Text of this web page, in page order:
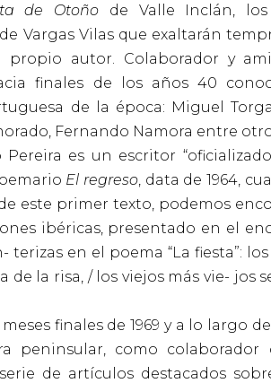
de Otoño de Valle Inclán, los
Vargas Vilas que exaltarán
propio autor. Colaborador y
finales de los años 40
de la época: Miguel
Fernando Namora entre
es un escritor
El regreso, data de 1964,
este primer texto, podemos
ibéricas, presentado en el
terizas en el poema “La fiesta”:
de la risa, / los viejos más vie- jos
finales de 1969 y a lo largo
peninsular, como colaborador
de artículos destacados